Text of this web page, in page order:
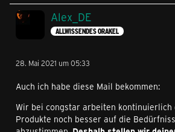
Alex_DE
ALLWISSENDES ORAKEL
28. Mai 2021 um 05:33
Auch ich habe diese Mail bekommen:
Wir bei congstar arbeiten kontinuierlich
Produkte noch besser auf die